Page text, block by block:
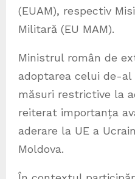
(EUAM), respectiv
Militară (EU MAM).
Ministrul român de
adoptarea celui de-al
măsuri restrictive la
reiterat importanța
aderare la UE a
Moldova.